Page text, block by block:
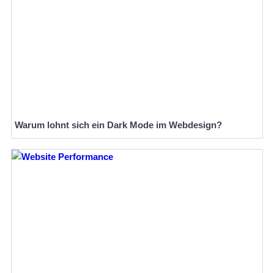
Warum lohnt sich ein Dark Mode im Webdesign?